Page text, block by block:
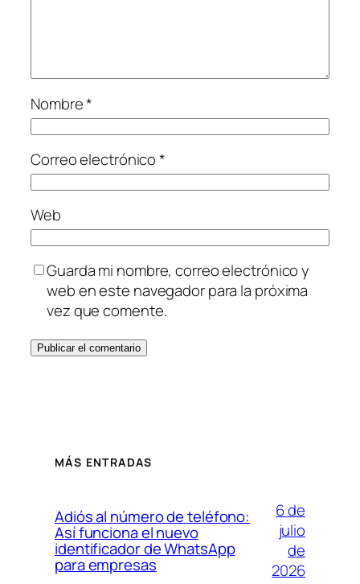
Nombre*
Correo electrónico*
Web
Guarda mi nombre, correo electrónico y
web en este navegador para la próxima
vez que comente.
MÁS ENTRADAS
Adiós al número de teléfono:
Así funciona el nuevo
identificador de WhatsApp
para empresas
6 de
julio
de
2026